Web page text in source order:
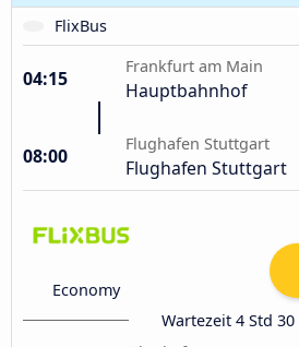
FlixBus
04:15
Frankfurt am Main
Hauptbahnhof
08:00
Flughafen Stuttgart
Flughafen Stuttgart
Economy
Wartezeit 4 Std